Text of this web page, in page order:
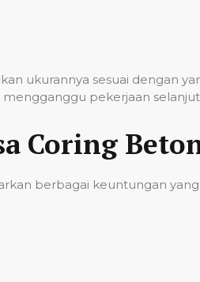
ukurannya sesuai dengan
pekerjaan
Coring
berbagai keuntungan